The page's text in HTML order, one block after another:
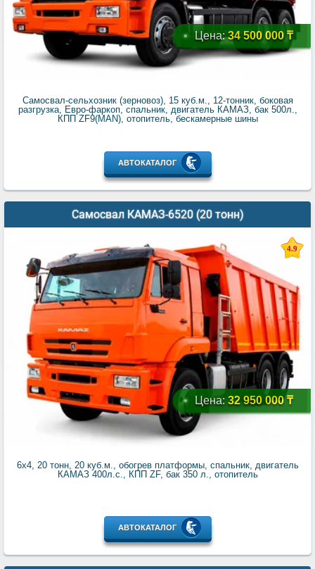
Цена:34 500 000 ₸
Самосвал-сельхозник (зерновоз), 15 куб.м., 12-тонник, боковая
разгрузка, Евро-фаркоп, спальник, двигатель КАМАЗ, бак 500л.,
КПП ZF9(MAN), отопитель, бескамерные шины
АВТОКАТАЛОГ
Самосвал КАМАЗ-6520 (20 тонн)
4.9
Цена: 32 950 000 ₸
6x4, 20 тонн, 20 куб.м., обогрев платформы, спальник, двигатель
КАМАЗ 400л.с., КПП ZF, бак 350 л., отопитель
АВТОКАТАЛОГ